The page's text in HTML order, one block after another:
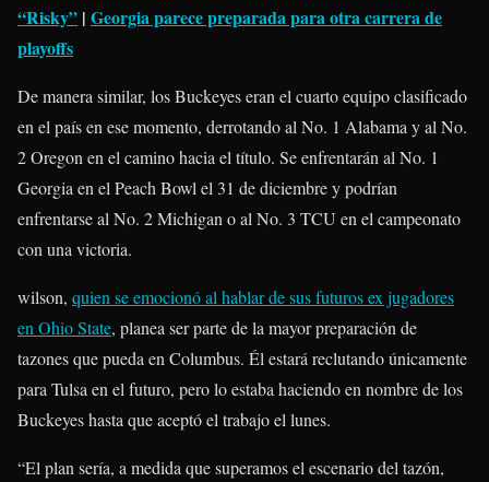
“Risky” | Georgia parece preparada para otra carrera de
playoffs
De manera similar, los Buckeyes eran el cuarto equipo clasificado
en el país en ese momento, derrotando al No. 1 Alabama y al No.
2 Oregon en el camino hacia el título. Se enfrentarán al No. 1
Georgia en el Peach Bowl el 31 de diciembre y podrían
enfrentarse al No. 2 Michigan o al No. 3 TCU en el campeonato
con una victoria.
wilson, quien se emocionó al hablar de sus futuros ex jugadores
en Ohio State, planea ser parte de la mayor preparación de
tazones que pueda en Columbus. Él estará reclutando únicamente
para Tulsa en el futuro, pero lo estaba haciendo en nombre de los
Buckeyes hasta que aceptó el trabajo el lunes.
“El plan sería, a medida que superamos el escenario del tazón,